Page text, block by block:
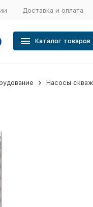
Доставка и оплата
Каталог товаров
Насосы